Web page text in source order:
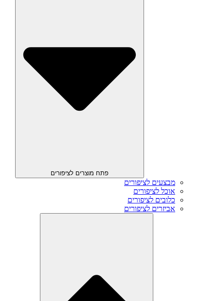
פתח מוצרים לציפורים
מבצעים לציפורים
אוכל לציפורים
כלובים לציפורים
אביזרים לציפורים